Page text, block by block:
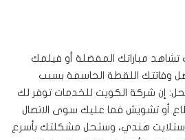
مباراتك المفضلة أو فيلمك
وفاتتك اللقطة الحاسمة بسبب
إن شركة الكويت للخدمات توفر لك
أو تشويش فما عليك سوى الاتصال
هندي، وستحل مشكلتك بأسرع